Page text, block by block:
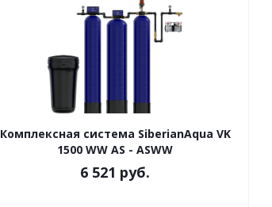
Комплексная система SiberianAqua VK
1500 WW AS - ASWW
6 521 руб.